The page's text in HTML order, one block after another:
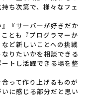
ち次第で、様々なフェ
』『サーバーが好きだか
とも『プログラマーか
ど新しいことへの挑戦
りたいかを相談できる
トし活躍できる場を整
って作り上げるものが
に感じる部分だと思い